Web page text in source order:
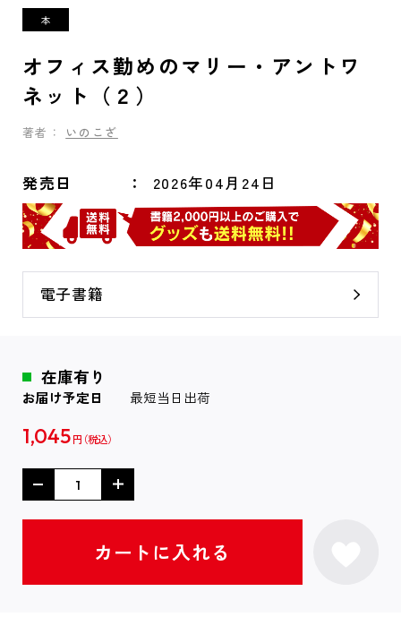
オフィス勤めのマリー・アントワ
ネット（２）
著者： いのこざ
発売日 2026年04月24日
電子書籍
在庫有り
お届け予定日 最短当日出荷
1,045 円